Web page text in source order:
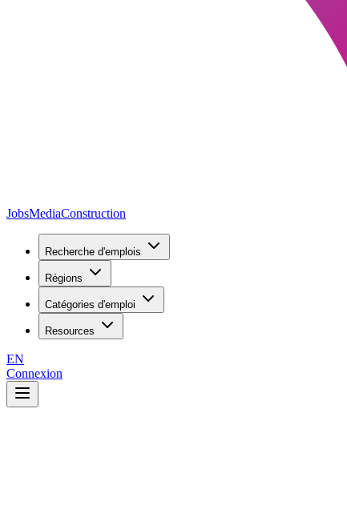
JobsMediaConstruction
Recherche d'emplois
Régions
Catégories d'emploi
Resources
EN
Connexion